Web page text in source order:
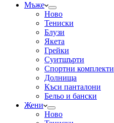
Мъже
Ново
Тениски
Блузи
Якета
Грейки
Суитшърти
Спортни комплекти
Долнища
Къси панталони
Бельо и бански
Жени
Ново